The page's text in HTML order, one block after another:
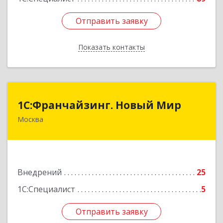
Отправить заявку
Показать контакты
Отправить заявку
Назад
1С:Франчайзинг. Новый Мир
Москва
Внедрений
25
1С:Специалист
5
Отправить заявку
1С:Франчайзинг. Новый Мир
101000, Москва г, Армянский пер, дом № 9,
Отправить заявку